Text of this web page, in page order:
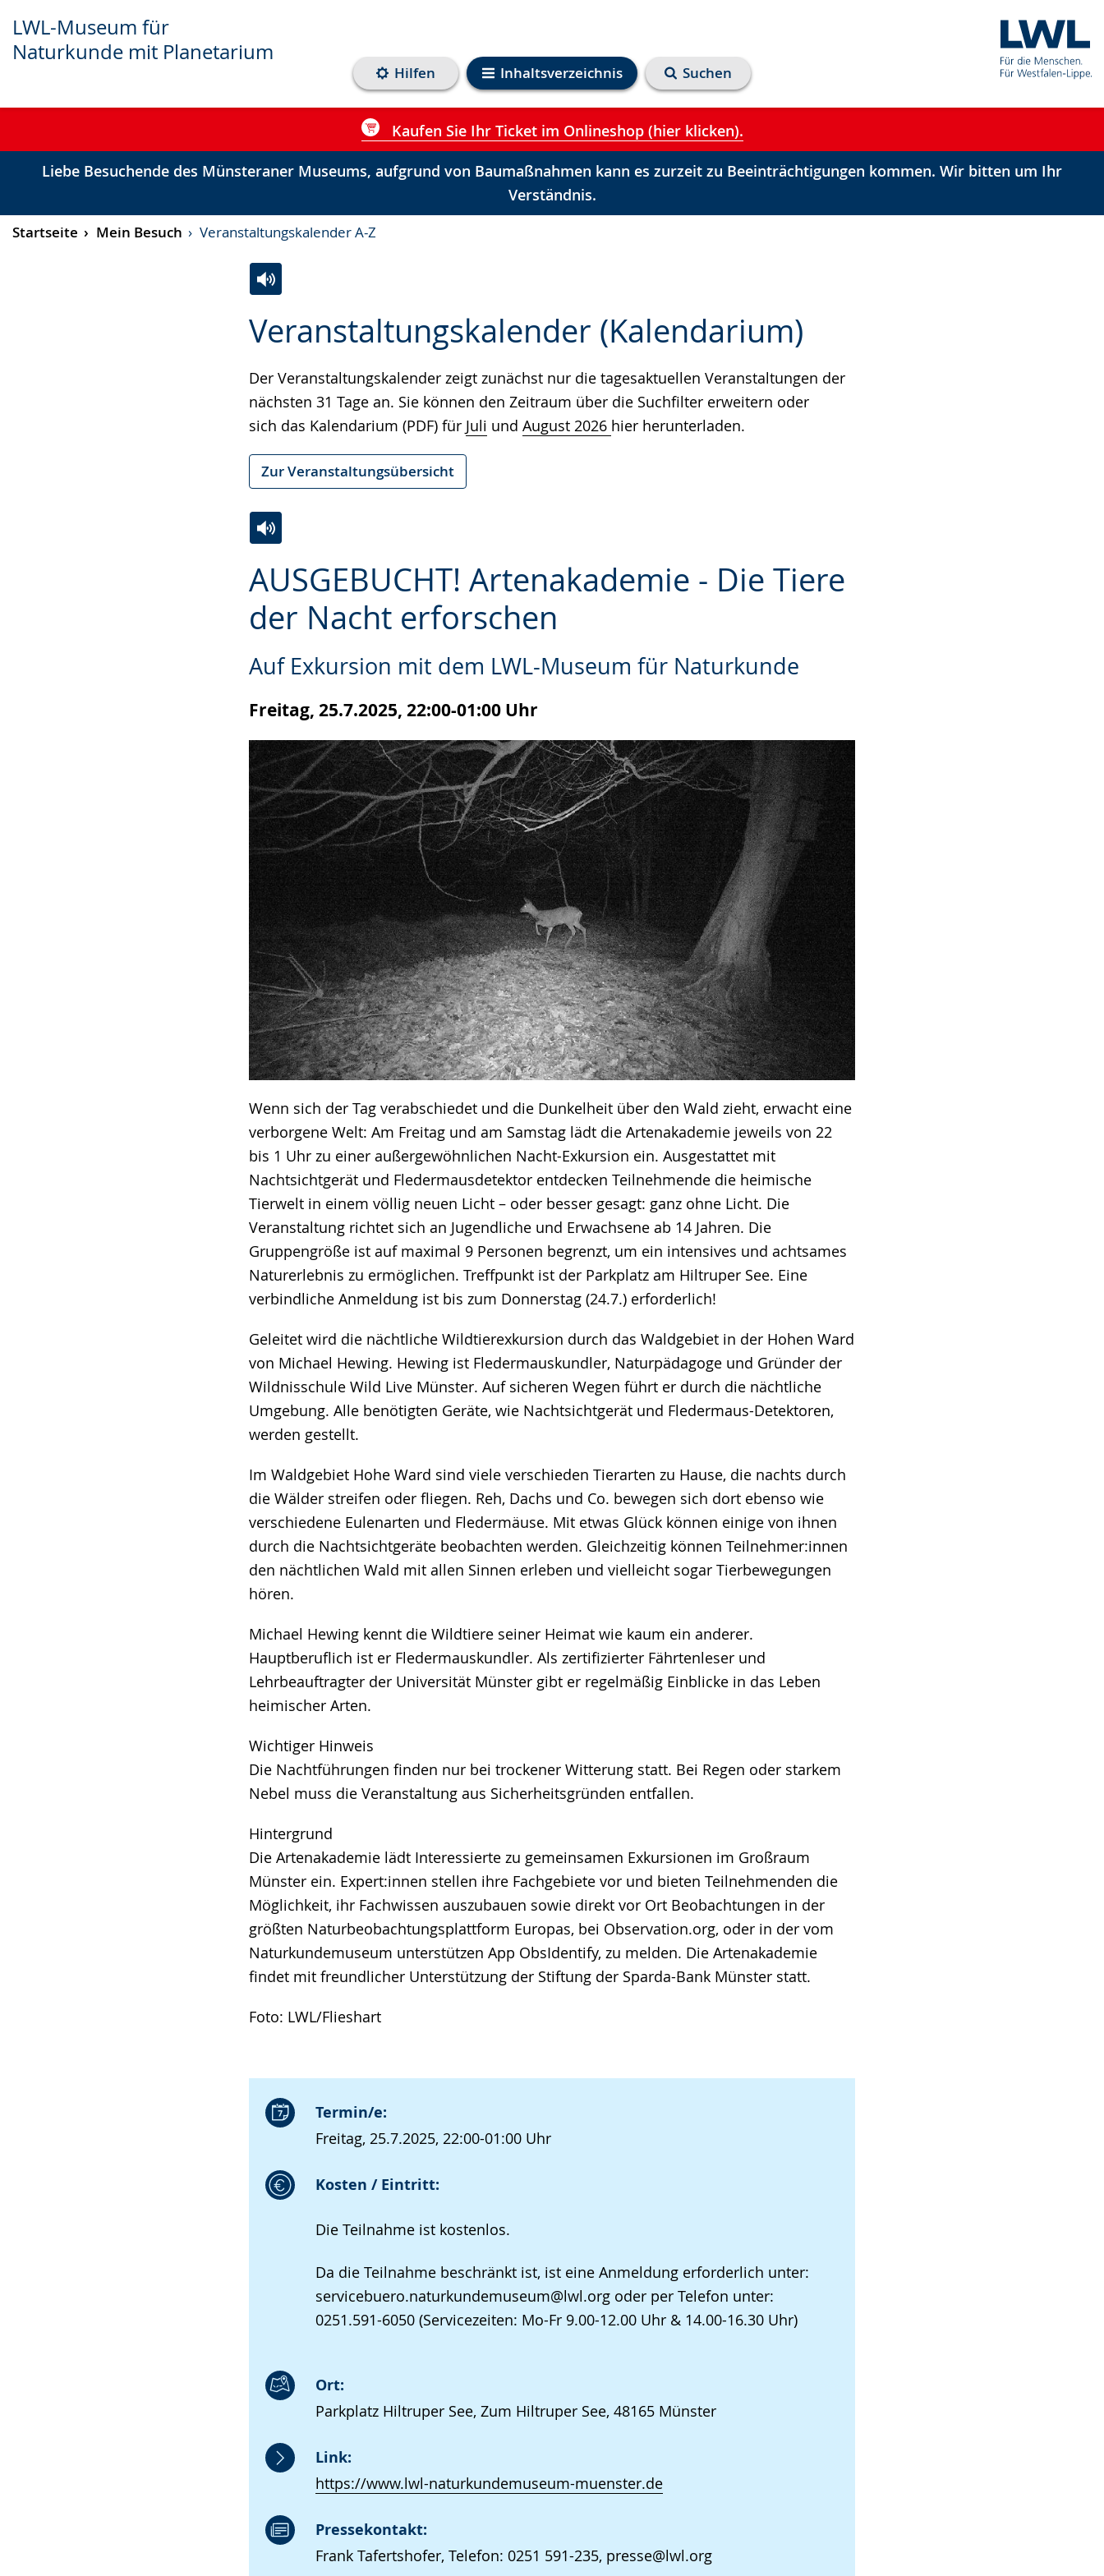
LWL-Museum für
Naturkunde mit Planetarium
Inhaltsverzeichnis
Hilfen Suchen
Kaufen Sie Ihr Ticket im Onlineshop (hier klicken).
Liebe Besuchende des Münsteraner Museums, aufgrund von Baumaßnahmen kann es zurzeit zu Beeinträchtigungen kommen. Wir bitten um Ihr
Verständnis.
Startseite Mein Besuch Veranstaltungskalender A-Z
Veranstaltungskalender (Kalendarium)
Der Veranstaltungskalender zeigt zunächst nur die tagesaktuellen Veranstaltungen der
nächsten 31 Tage an. Sie können den Zeitraum über die Suchfilter erweitern oder
sich das Kalendarium (PDF) für Juli und August 2026 hier herunterladen.
Leichten
wechseln.
Audio-
Video
Deutscher
Gebärdensprache
wird
angezeigt.
Zur Veranstaltungsübersicht
AUSGEBUCHT! Artenakademie - Die Tiere
der Nacht erforschen
Auf Exkursion mit dem LWL-Museum für Naturkunde
Freitag, 25.7.2025, 22:00-01:00 Uhr
Wenn sich der Tag verabschiedet und die Dunkelheit über den Wald zieht, erwacht eine
verborgene Welt: Am Freitag und am Samstag lädt die Artenakademie jeweils von 22
bis 1 Uhr zu einer außergewöhnlichen Nacht-Exkursion ein. Ausgestattet mit
Nachtsichtgerät und Fledermausdetektor entdecken Teilnehmende die heimische
Tierwelt in einem völlig neuen Licht – oder besser gesagt: ganz ohne Licht. Die
Veranstaltung richtet sich an Jugendliche und Erwachsene ab 14 Jahren. Die
Gruppengröße ist auf maximal 9 Personen begrenzt, um ein intensives und achtsames
Naturerlebnis zu ermöglichen. Treffpunkt ist der Parkplatz am Hiltruper See. Eine
verbindliche Anmeldung ist bis zum Donnerstag (24.7.) erforderlich!
Geleitet wird die nächtliche Wildtierexkursion durch das Waldgebiet in der Hohen Ward
von Michael Hewing. Hewing ist Fledermauskundler, Naturpädagoge und Gründer der
Wildnisschule Wild Live Münster. Auf sicheren Wegen führt er durch die nächtliche
Umgebung. Alle benötigten Geräte, wie Nachtsichtgerät und Fledermaus-Detektoren,
werden gestellt.
Im Waldgebiet Hohe Ward sind viele verschieden Tierarten zu Hause, die nachts durch
die Wälder streifen oder fliegen. Reh, Dachs und Co. bewegen sich dort ebenso wie
verschiedene Eulenarten und Fledermäuse. Mit etwas Glück können einige von ihnen
durch die Nachtsichtgeräte beobachten werden. Gleichzeitig können Teilnehmer:innen
den nächtlichen Wald mit allen Sinnen erleben und vielleicht sogar Tierbewegungen
hören.
Michael Hewing kennt die Wildtiere seiner Heimat wie kaum ein anderer.
Hauptberuflich ist er Fledermauskundler. Als zertifizierter Fährtenleser und
Lehrbeauftragter der Universität Münster gibt er regelmäßig Einblicke in das Leben
heimischer Arten.
Wichtiger Hinweis
Die Nachtführungen finden nur bei trockener Witterung statt. Bei Regen oder starkem
Nebel muss die Veranstaltung aus Sicherheitsgründen entfallen.
Hintergrund
Die Artenakademie lädt Interessierte zu gemeinsamen Exkursionen im Großraum
Münster ein. Expert:innen stellen ihre Fachgebiete vor und bieten Teilnehmenden die
Möglichkeit, ihr Fachwissen auszubauen sowie direkt vor Ort Beobachtungen in der
größten Naturbeobachtungsplattform Europas, bei Observation.org, oder in der vom
Naturkundemuseum unterstützen App ObsIdentify, zu melden. Die Artenakademie
findet mit freundlicher Unterstützung der Stiftung der Sparda-Bank Münster statt.
Foto: LWL/Flieshart
Termin/e:
Freitag, 25.7.2025, 22:00-01:00 Uhr
Kosten / Eintritt:
Die Teilnahme ist kostenlos.
Da die Teilnahme beschränkt ist, ist eine Anmeldung erforderlich unter:
servicebuero.naturkundemuseum@lwl.org oder per Telefon unter:
0251.591-6050 (Servicezeiten: Mo-Fr 9.00-12.00 Uhr & 14.00-16.30 Uhr)
Ort:
Parkplatz Hiltruper See, Zum Hiltruper See, 48165 Münster
Link:
https://www.lwl-naturkundemuseum-muenster.de
Pressekontakt:
Frank Tafertshofer, Telefon: 0251 591-235, presse@lwl.org
Leichten
Sprache
wechseln.
Audio-
Unterstützung.
Video
Deutscher
wird
angezeigt.